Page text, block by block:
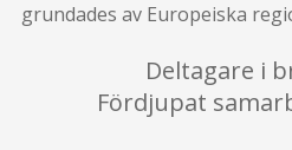
grundades av Europeiska
Deltagare i
Fördjupat